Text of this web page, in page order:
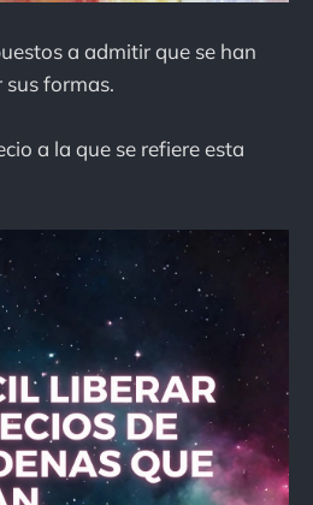
a admitir que se han
formas.
a la que se refiere esta